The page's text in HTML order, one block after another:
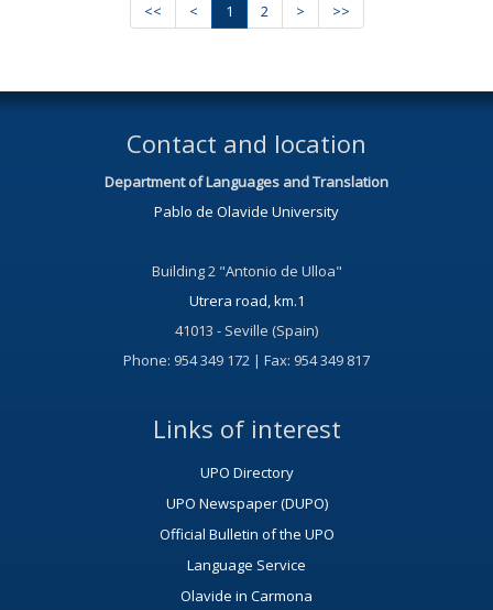
<< < 1 2 > >>
Contact and location
Department of Languages and Translation
Pablo de Olavide University
Building 2 "Antonio de Ulloa"
Utrera road, km.1
41013 - Seville (Spain)
Phone: 954 349 172 | Fax: 954 349 817
Links of interest
UPO Directory
UPO Newspaper (DUPO)
Official Bulletin of the UPO
Language Service
Olavide in Carmona